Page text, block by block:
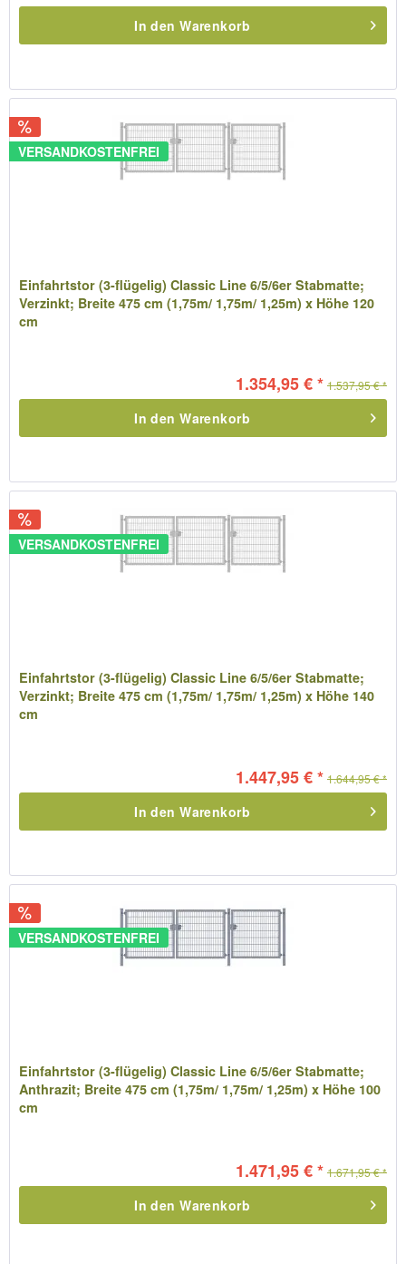
In den Warenkorb
VERSANDKOSTENFREI
Einfahrtstor (3-flügelig) Classic Line 6/5/6er Stabmatte;
Verzinkt; Breite 475 cm (1,75m/ 1,75m/ 1,25m) x Höhe 120
cm
1.354,95 € * 1.537,95 € *
In den Warenkorb
VERSANDKOSTENFREI
Einfahrtstor (3-flügelig) Classic Line 6/5/6er Stabmatte;
Verzinkt; Breite 475 cm (1,75m/ 1,75m/ 1,25m) x Höhe 140
cm
1.447,95 € * 1.644,95 € *
In den Warenkorb
VERSANDKOSTENFREI
Einfahrtstor (3-flügelig) Classic Line 6/5/6er Stabmatte;
Anthrazit; Breite 475 cm (1,75m/ 1,75m/ 1,25m) x Höhe 100
cm
1.471,95 € * 1.671,95 € *
In den Warenkorb